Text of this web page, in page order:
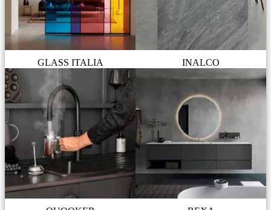
GLASS ITALIA INALCO